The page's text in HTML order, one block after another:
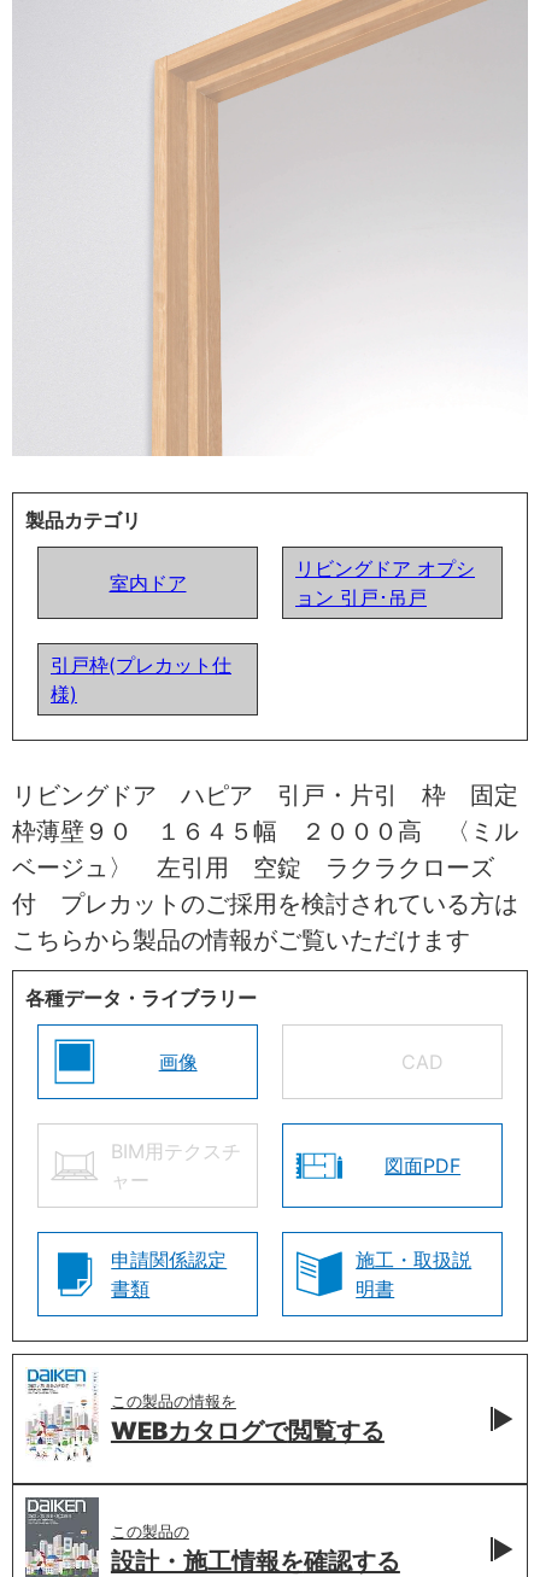
製品カテゴリ
室内ドア
リビングドア オプシ
ョン 引戸･吊戸
引戸枠(プレカット仕
様)
リビングドア ハピア 引戸・片引 枠 固定
枠薄壁９０ １６４５幅 ２０００高 〈ミル
ベージュ〉 左引用 空錠 ラクラクローズ
付 プレカットのご採用を検討されている方は
こちらから製品の情報がご覧いただけます
各種データ・ライブラリー
画像 CAD
BIM用テクスチ
ャー
図面PDF
申請関係認定
書類
施工・取扱説
明書
この製品の情報を
WEBカタログで閲覧する
この製品の
設計・施工情報を確認する